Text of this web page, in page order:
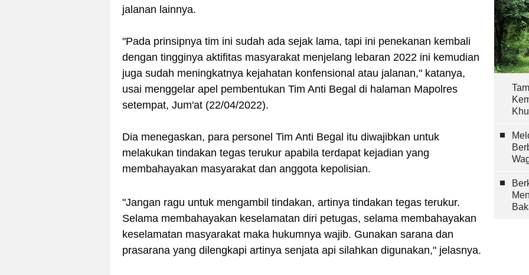
jalanan lainnya.
"Pada prinsipnya tim ini sudah ada sejak lama, tapi ini penekanan kembali
dengan tingginya aktifitas masyarakat menjelang lebaran 2022 ini kemudian
juga sudah meningkatnya kejahatan konfensional atau jalanan," katanya,
usai menggelar apel pembentukan Tim Anti Begal di halaman Mapolres
setempat, Jum'at (22/04/2022).
Dia menegaskan, para personel Tim Anti Begal itu diwajibkan untuk
melakukan tindakan tegas terukur apabila terdapat kejadian yang
membahayakan masyarakat dan anggota kepolisian.
"Jangan ragu untuk mengambil tindakan, artinya tindakan tegas terukur.
Selama membahayakan keselamatan diri petugas, selama membahayakan
keselamatan masyarakat maka hukumnya wajib. Gunakan sarana dan
prasarana yang dilengkapi artinya senjata api silahkan digunakan," jelasnya.